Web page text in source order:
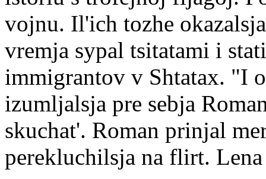
vojnu. Il'ich tozhe
vremja sypal tsitatami i
immigrantov v Shtatax. "I
izumljalsja pre sebja
skuchat'. Roman prinjal
perekluchilsja na flirt.